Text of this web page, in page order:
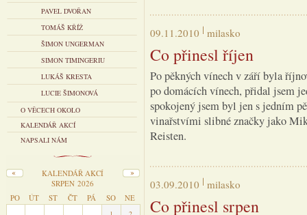
PAVEL DVOŘAN
TOMÁŠ KŘÍŽ
ŠIMON UNGERMAN
SIMON TIMINGERIU
LUKÁŠ KRESTA
LUCIE ŠIMONOVÁ
O VĚCECH OKOLO
KALENDÁŘ AKCÍ
NAPSALI NÁM
KALENDÁŘ AKCÍ
SRPEN 2026
PO
ÚT ST ČT PÁ SO NE
09.11.2010 milasko
Co přinesl říjen
Po pěkných vínech v září byla
po domácích vínech, přidal jsem
spokojený jsem byl jen s jedním
vinařstvími slibné značky jako
Reisten.
03.09.2010 milasko
Co přinesl srpen